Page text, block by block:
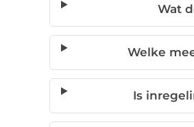
Wat
Welke
Is